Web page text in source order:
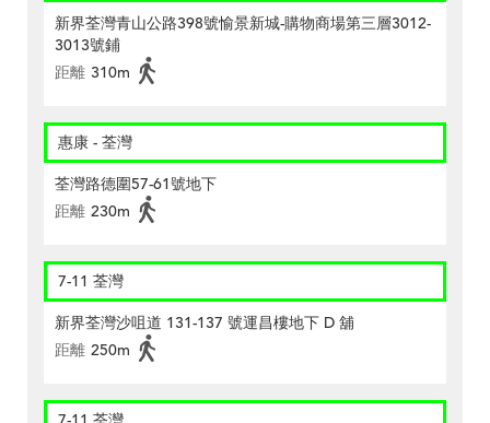
新界荃灣青山公路398號愉景新城-購物商場第三層3012-
3013號鋪
距離 310m
惠康 - 荃灣
荃灣路德圍57-61號地下
距離 230m
7-11 荃灣
新界荃灣沙咀道 131-137 號運昌樓地下 D 舖
距離 250m